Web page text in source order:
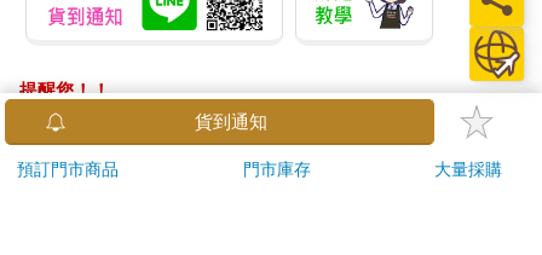
提醒您！！
金石堂及銀行均不會請您操作ATM! 如接獲電話要求您前往
ATM提款機，請不要聽從指示，以免受騙上當！
貨到通知
預訂門市商品 門市庫存 大量採購